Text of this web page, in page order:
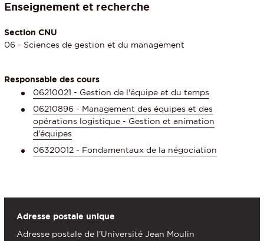
Enseignement et recherche
Section CNU
06 - Sciences de gestion et du management
Responsable des cours
06210021 - Gestion de l'équipe et du temps
06210896 - Management des équipes et des
opérations logistique - Gestion et animation
d'équipes
06320012 - Fondamentaux de la négociation
Adresse postale unique
Adresse postale de l'Université Jean Moulin